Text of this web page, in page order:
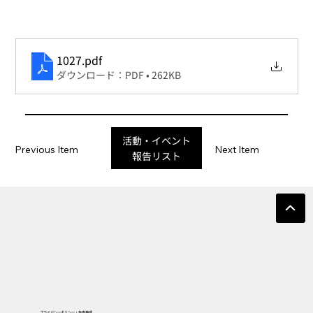
1027.pdf
ダウンロード：PDF • 262KB
Previous Item Next Item
活動・イベント
報告リスト